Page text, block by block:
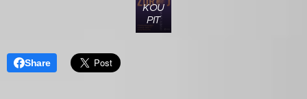
KOU
PIT
Share